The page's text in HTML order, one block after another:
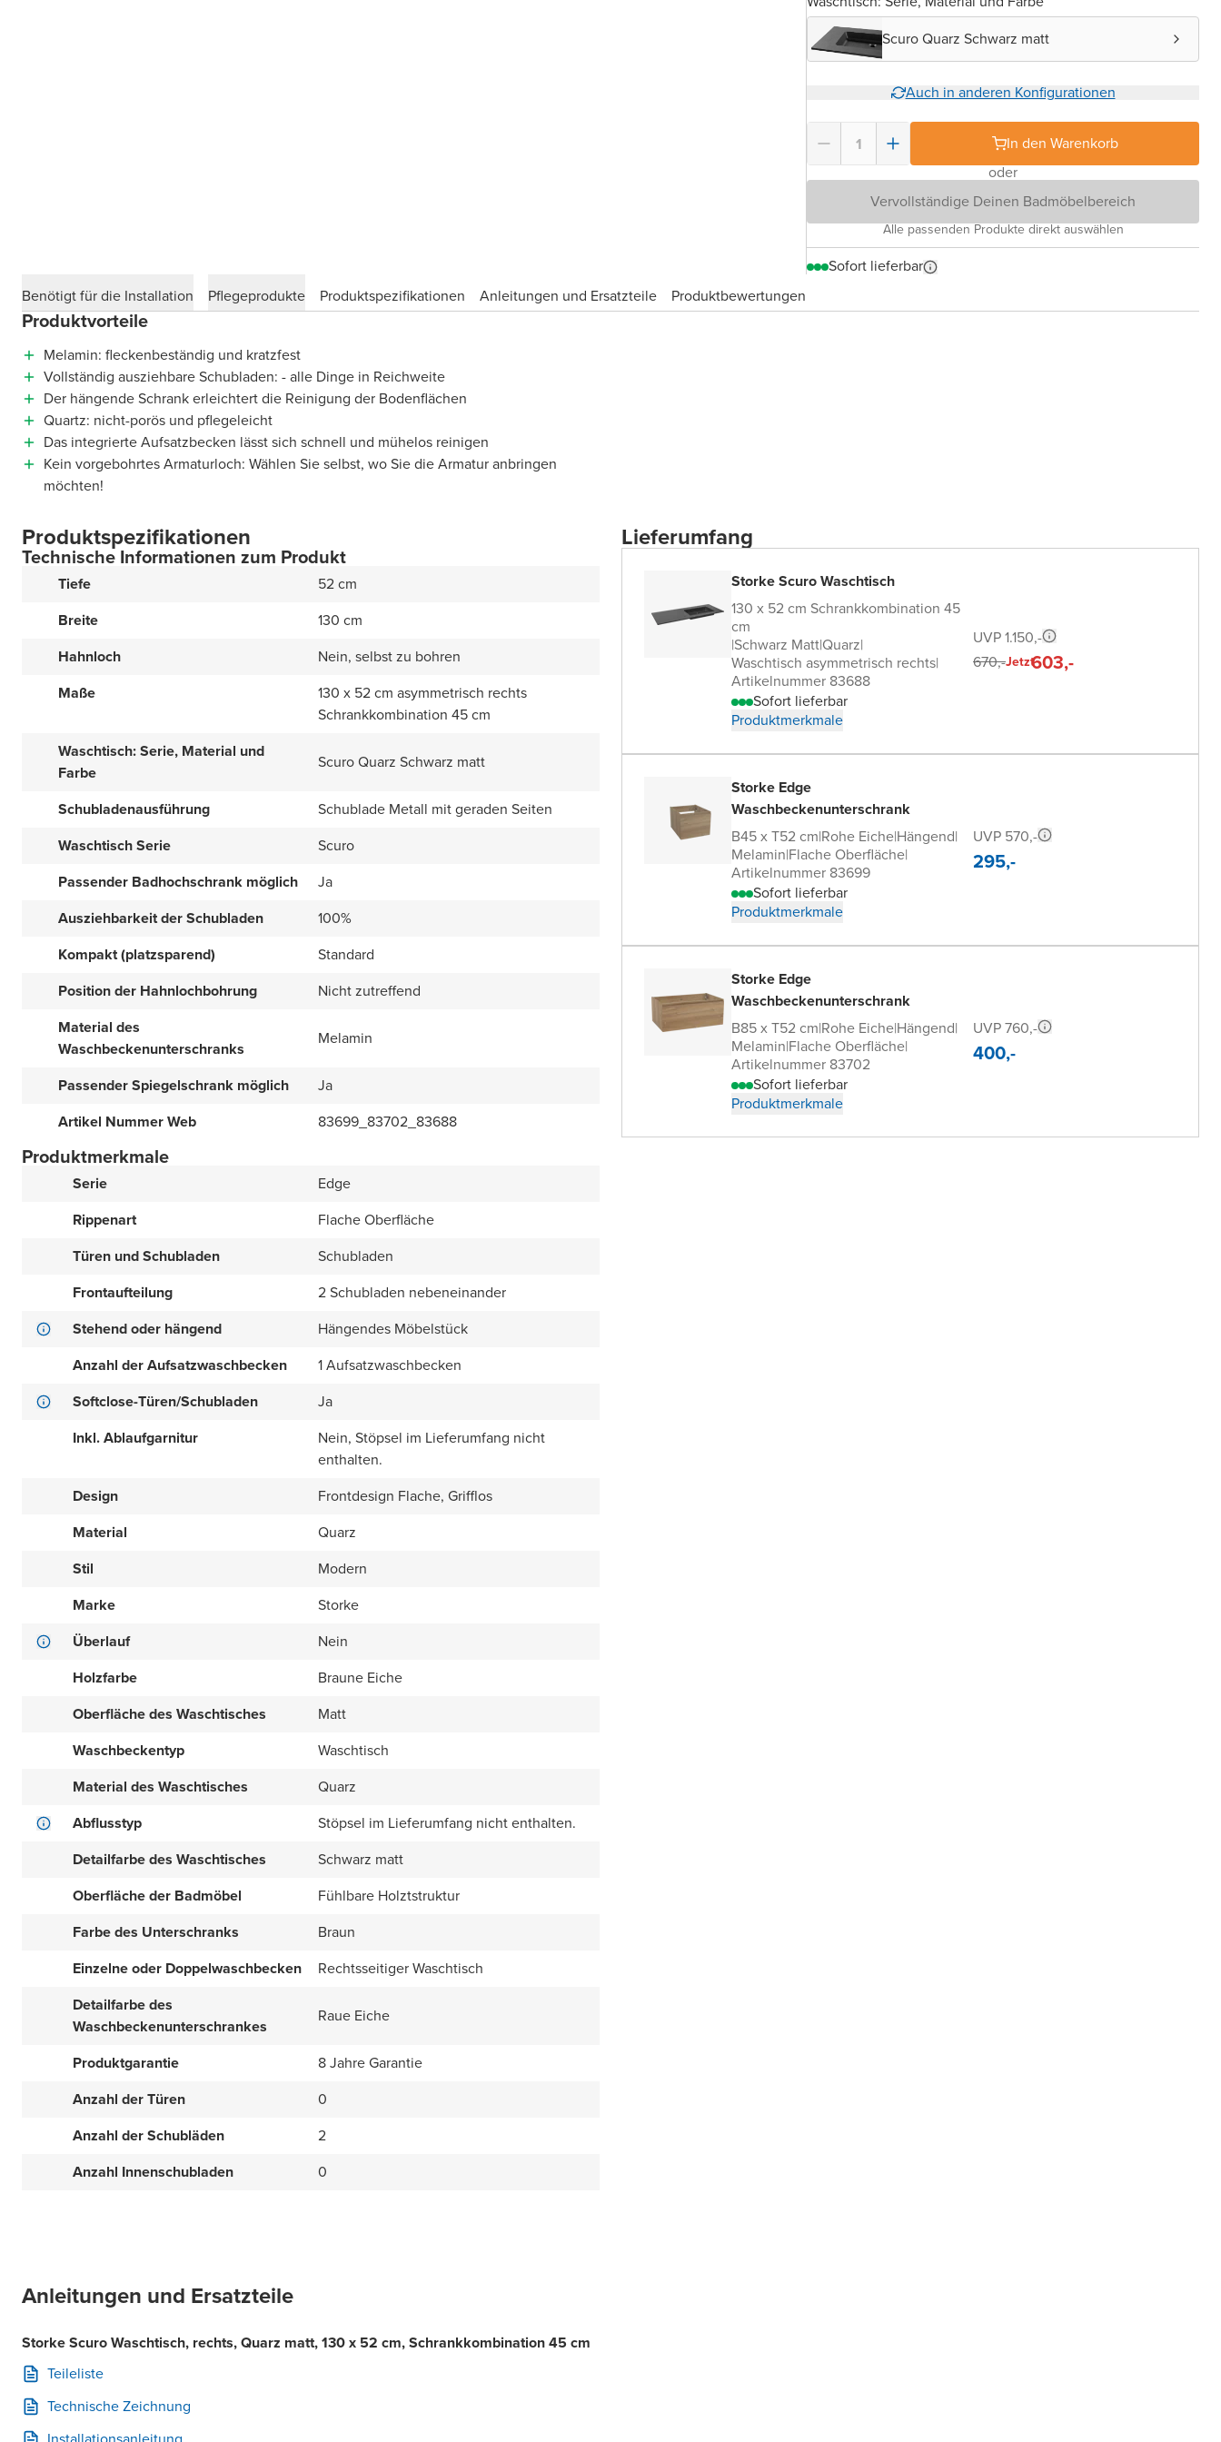
Scuro Quarz Schwarz matt
Auch in anderen Konfigurationen
In den Warenkorb
oder
Vervollständige Deinen Badmöbelbereich
Alle passenden Produkte direkt auswählen
Sofort lieferbar
Benötigt für die Installation
Pflegeprodukte Produktspezifikationen Anleitungen und Ersatzteile Produktbewertungen
Produktvorteile
Melamin: fleckenbeständig und kratzfest
Vollständig ausziehbare Schubladen: - alle Dinge in Reichweite
Der hängende Schrank erleichtert die Reinigung der Bodenflächen
Quartz: nicht-porös und pflegeleicht
Das integrierte Aufsatzbecken lässt sich schnell und mühelos reinigen
Kein vorgebohrtes Armaturloch: Wählen Sie selbst, wo Sie die Armatur anbringen
möchten!
Produktspezifikationen
Technische Informationen zum Produkt
Tiefe
52 cm
Breite
130 cm
Hahnloch
Nein, selbst zu bohren
Maße
130 x 52 cm asymmetrisch rechts
Schrankkombination 45 cm
Waschtisch: Serie, Material und
Farbe
Scuro Quarz Schwarz matt
Schubladenausführung
Schublade Metall mit geraden Seiten
Waschtisch Serie
Scuro
Passender Badhochschrank möglich
Ja
Ausziehbarkeit der Schubladen
100%
Kompakt (platzsparend)
Standard
Position der Hahnlochbohrung
Nicht zutreffend
Material des
Waschbeckenunterschranks
Melamin
Passender Spiegelschrank möglich
Ja
Artikel Nummer Web
83699_83702_83688
Produktmerkmale
Serie
Edge
Rippenart
Flache Oberfläche
Türen und Schubladen
Schubladen
Frontaufteilung
2 Schubladen nebeneinander
Stehend oder hängend
Hängendes Möbelstück
Anzahl der Aufsatzwaschbecken
1 Aufsatzwaschbecken
Softclose-Türen/Schubladen
Ja
Inkl. Ablaufgarnitur
Nein, Stöpsel im Lieferumfang nicht
enthalten.
Design
Frontdesign Flache, Grifflos
Material
Quarz
Stil
Modern
Marke
Storke
Überlauf
Nein
Holzfarbe
Braune Eiche
Oberfläche des Waschtisches
Matt
Waschbeckentyp
Waschtisch
Material des Waschtisches
Quarz
Abflusstyp
Stöpsel im Lieferumfang nicht enthalten.
Detailfarbe des Waschtisches
Schwarz matt
Oberfläche der Badmöbel
Fühlbare Holztstruktur
Farbe des Unterschranks
Braun
Einzelne oder Doppelwaschbecken
Rechtsseitiger Waschtisch
Detailfarbe des
Waschbeckenunterschrankes
Raue Eiche
Produktgarantie
8 Jahre Garantie
Anzahl der Türen
0
Anzahl der Schubläden
2
Anzahl Innenschubladen
0
Lieferumfang
Storke Scuro Waschtisch
130 x 52 cm Schrankkombination 45
cm
|Schwarz Matt|Quarz|
Waschtisch asymmetrisch rechts|
Artikelnummer 83688
Sofort lieferbar
Produktmerkmale
UVP 1.150,-
670,-Jetzt603,-
Storke Edge
Waschbeckenunterschrank
B45 x T52 cm|Rohe Eiche|Hängend|
Melamin|Flache Oberfläche|
Artikelnummer 83699
Sofort lieferbar
Produktmerkmale
UVP 570,-
295,-
Storke Edge
Waschbeckenunterschrank
B85 x T52 cm|Rohe Eiche|Hängend|
Melamin|Flache Oberfläche|
Artikelnummer 83702
Sofort lieferbar
Produktmerkmale
UVP 760,-
400,-
Anleitungen und Ersatzteile
Storke Scuro Waschtisch, rechts, Quarz matt, 130 x 52 cm, Schrankkombination 45 cm
Teileliste
Technische Zeichnung